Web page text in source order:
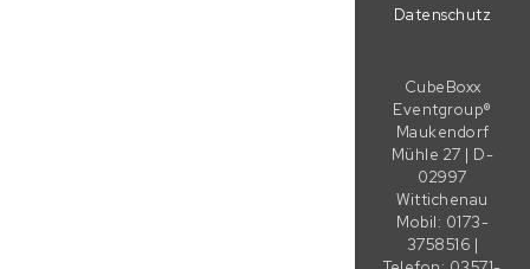
Datenschutz
CubeBoxx
Eventgroup®
Maukendorf
Mühle 27 | D-
02997
Wittichenau
Mobil: 0173-
3758516 |